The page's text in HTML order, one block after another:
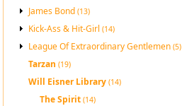
James Bond(13)
Kick-Ass & Hit-Girl(14)
League Of Extraordinary Gentlemen(5)
Tarzan(19)
Will Eisner Library(14)
The Spirit(14)